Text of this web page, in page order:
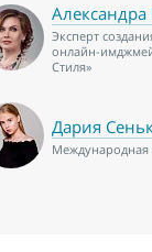
Александра
Эксперт
онлайн-
Стиля»
Дария
Международная